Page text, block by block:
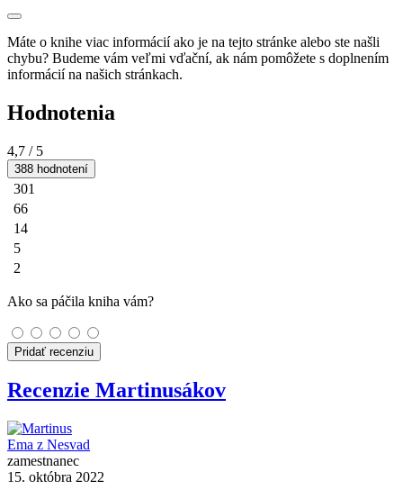
Máte o knihe viac informácií ako je na tejto stránke alebo ste našli
chybu? Budeme vám veľmi vďační, ak nám pomôžete s doplnením
informácií na našich stránkach.
Hodnotenia
4,7 / 5
388 hodnotení
301
66
14
5
2
Ako sa páčila kniha vám?
Pridať recenziu
Recenzie Martinusákov
Ema z Nesvad
zamestnanec
15. októbra 2022